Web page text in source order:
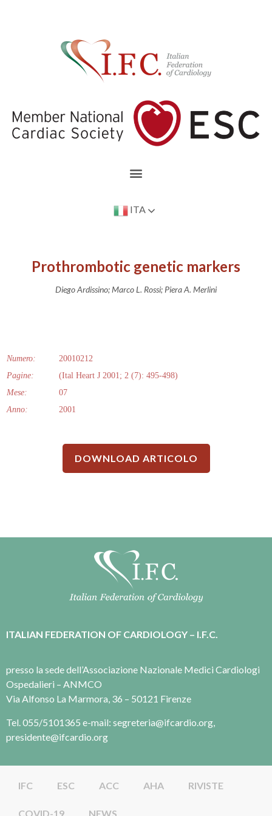
ITA
Prothrombotic genetic markers
Diego Ardissino; Marco L. Rossi; Piera A. Merlini
Numero:
20010212
Pagine:
(Ital Heart J 2001; 2 (7): 495-498)
Mese:
07
Anno:
2001
DOWNLOAD ARTICOLO
ITALIAN FEDERATION OF CARDIOLOGY – I.F.C.
presso la sede dell’Associazione Nazionale Medici Cardiologi
Ospedalieri – ANMCO
Via Alfonso La Marmora, 36 – 50121 Firenze
Tel. 055/5101365 e-mail: segreteria@ifcardio.org,
presidente@ifcardio.org
IFC ESC ACC AHA RIVISTE
COVID-19 NEWS